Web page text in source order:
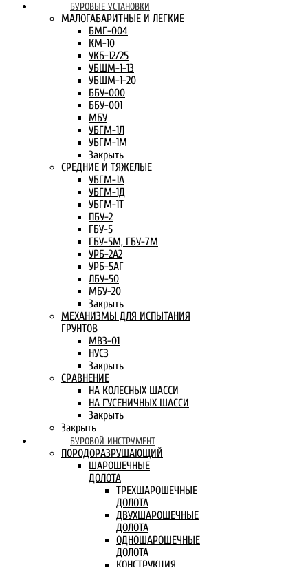
БУРОВЫЕ УСТАНОВКИ
МАЛОГАБАРИТНЫЕ И ЛЕГКИЕ
БМГ-004
КМ-10
УКБ-12/25
УБШМ-1-13
УБШМ-1-20
ББУ-000
ББУ-001
МБУ
УБГМ-1Л
УБГМ-1М
Закрыть
СРЕДНИЕ И ТЯЖЕЛЫЕ
УБГМ-1А
УБГМ-1Д
УБГМ-1Т
ПБУ-2
ГБУ-5
ГБУ-5М, ГБУ-7М
УРБ-2А2
УРБ-5АГ
ЛБУ-50
МБУ-20
Закрыть
МЕХАНИЗМЫ ДЛЯ ИСПЫТАНИЯ
ГРУНТОВ
МВЗ-01
НУСЗ
Закрыть
СРАВНЕНИЕ
НА КОЛЕСНЫХ ШАССИ
НА ГУСЕНИЧНЫХ ШАССИ
Закрыть
Закрыть
БУРОВОЙ ИНСТРУМЕНТ
ПОРОДОРАЗРУШАЮЩИЙ
ШАРОШЕЧНЫЕ
ДОЛОТА
ТРЕХШАРОШЕЧНЫЕ
ДОЛОТА
ДВУХШАРОШЕЧНЫЕ
ДОЛОТА
ОДНОШАРОШЕЧНЫЕ
ДОЛОТА